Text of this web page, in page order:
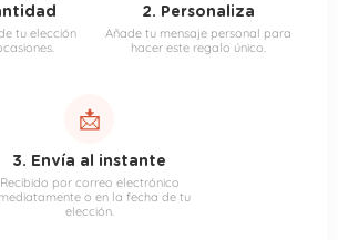
tu elección
2. Personaliza
Añade tu mensaje personal para
hacer este regalo único.
📩
3. Envía al instante
Recibido por correo electrónico
o en la fecha de tu
elección.